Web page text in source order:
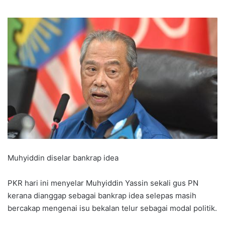
Muhyiddin diselar bankrap idea
PKR hari ini menyelar Muhyiddin Yassin sekali gus PN
kerana dianggap sebagai bankrap idea selepas masih
bercakap mengenai isu bekalan telur sebagai modal politik.